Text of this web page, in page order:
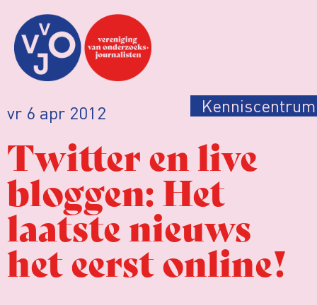
vr 6 apr 2012 Kenniscentrum
Twitter en live
bloggen: Het
laatste nieuws
het eerst online!